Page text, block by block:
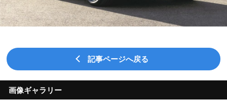
記事ページへ戻る
画像ギャラリー